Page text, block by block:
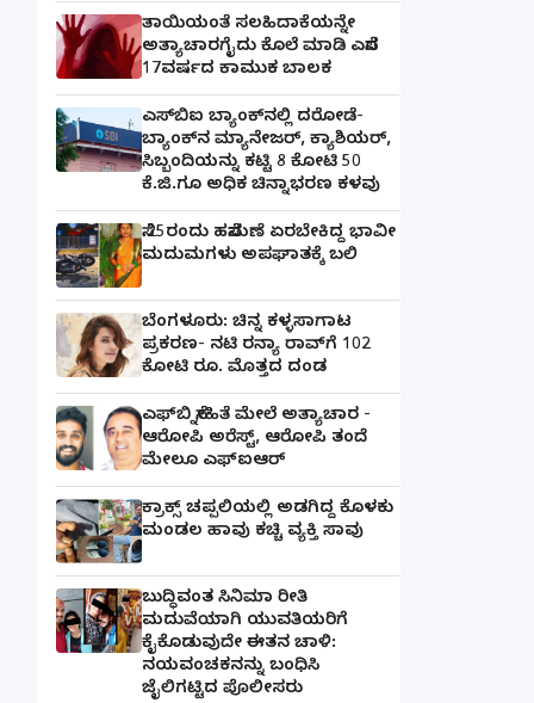
ತಾಯಿಯಂತೆ ಸಲಹಿದಾಕೆಯನ್ನೇ
ಅತ್ಯಾಚಾರಗೈದು ಕೊಲೆ ಮಾಡಿ ಎಸೆದ
17ವರ್ಷದ ಕಾಮುಕ ಬಾಲಕ
ಎಸ್‌ಬಿಐ ಬ್ಯಾಂಕ್‌ನಲ್ಲಿ‌ ದರೋಡೆ-
ಬ್ಯಾಂಕ್​ನ ಮ್ಯಾನೇಜರ್‌, ಕ್ಯಾಶಿಯರ್‌,
ಸಿಬ್ಬಂದಿಯನ್ನು ಕಟ್ಟಿ 8 ಕೋಟಿ 50
ಕೆ.ಜಿ.ಗೂ ಅಧಿಕ ಚಿನ್ನಾಭರಣ ಕಳವು
ಸೆ.25ರಂದು ಹಸೆಮಣೆ ಏರಬೇಕಿದ್ದ ಭಾವೀ
ಮದುಮಗಳು ಅಪಘಾತಕ್ಕೆ ಬಲಿ
ಬೆಂಗಳೂರು: ಚಿನ್ನ ಕಳ್ಳಸಾಗಾಟ
ಪ್ರಕರಣ- ನಟಿ ರನ್ಯಾ ರಾವ್‌ಗೆ 102
ಕೋಟಿ ರೂ. ಮೊತ್ತದ ದಂಡ
ಎಫ್‌ಬಿ ಸ್ನೇಹಿತೆ ಮೇಲೆ ಅತ್ಯಾಚಾರ -
ಆರೋಪಿ ಅರೆಸ್ಟ್, ಆರೋಪಿ ತಂದೆ
ಮೇಲೂ ಎಫ್ಐಆರ್
ಕ್ರಾಕ್ಸ್ ಚಪ್ಪಲಿಯಲ್ಲಿ ಅಡಗಿದ್ದ ಕೊಳಕು
ಮಂಡಲ ಹಾವು ಕಚ್ಚಿ ವ್ಯಕ್ತಿ ಸಾವು
ಬುದ್ಧಿವಂತ ಸಿನಿಮಾ ರೀತಿ
ಮದುವೆಯಾಗಿ ಯುವತಿಯರಿಗೆ
ಕೈಕೊಡುವುದೇ ಈತನ ಚಾಳಿ:
ನಯವಂಚಕನನ್ನು ಬಂಧಿಸಿ
ಜೈಲಿಗಟ್ಟಿದ ಪೊಲೀಸರು